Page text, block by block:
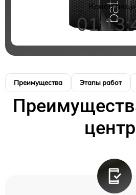
Конец
Преимущества Этапы работ